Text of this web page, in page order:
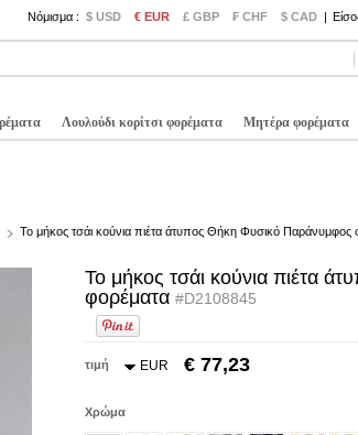
Νόμισμα : $ USD € EUR £ GBP ₣ CHF $ CAD |
Λουλούδι κορίτσι φορέματα Μητέρα φορέματα
Το μήκος τσάι κούνια πιέτα άτυπος Θήκη Φυσικό Παράνυμφος
Το μήκος τσάι κούνια πιέτα
φορέματα #D2108845
τιμή EUR € 77,23
Χρώμα